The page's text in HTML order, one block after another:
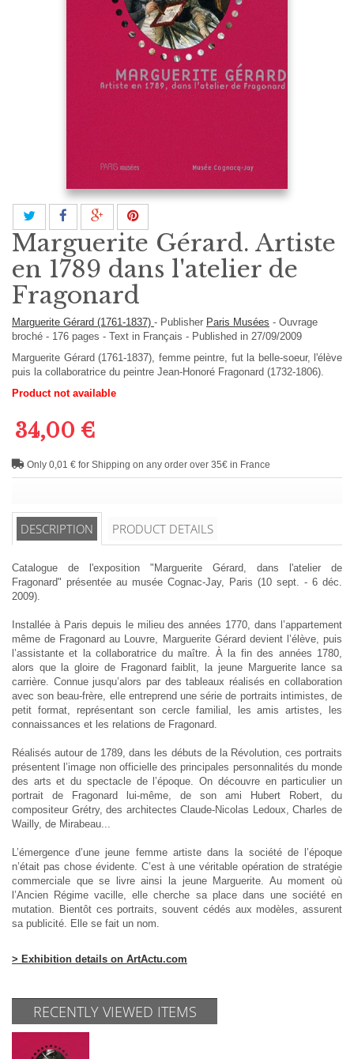
Marguerite Gérard. Artiste
en 1789 dans l'atelier de
Fragonard
Marguerite Gérard (1761-1837) - Publisher Paris Musées - Ouvrage
broché - 176 pages - Text in Français - Published in 27/09/2009
Marguerite Gérard (1761-1837), femme peintre, fut la belle-soeur, l'élève
puis la collaboratrice du peintre Jean-Honoré Fragonard (1732-1806).
Product not available
34,00 €
Only 0,01 € for Shipping on any order over 35€ in France
DESCRIPTION PRODUCT DETAILS
Catalogue de l'exposition "Marguerite Gérard, dans l'atelier de
Fragonard" présentée au musée Cognac-Jay, Paris (10 sept. - 6 déc.
2009).
Installée à Paris depuis le milieu des années 1770, dans l’appartement
même de Fragonard au Louvre, Marguerite Gérard devient l’élève, puis
l’assistante et la collaboratrice du maître. À la fin des années 1780,
alors que la gloire de Fragonard faiblit, la jeune Marguerite lance sa
carrière. Connue jusqu’alors par des tableaux réalisés en collaboration
avec son beau-frère, elle entreprend une série de portraits intimistes, de
petit format, représentant son cercle familial, les amis artistes, les
connaissances et les relations de Fragonard.
Réalisés autour de 1789, dans les débuts de la Révolution, ces portraits
présentent l’image non officielle des principales personnalités du monde
des arts et du spectacle de l’époque. On découvre en particulier un
portrait de Fragonard lui-même, de son ami Hubert Robert, du
compositeur Grétry, des architectes Claude-Nicolas Ledoux, Charles de
Wailly, de Mirabeau...
L’émergence d’une jeune femme artiste dans la société de l’époque
n’était pas chose évidente. C’est à une véritable opération de stratégie
commerciale que se livre ainsi la jeune Marguerite. Au moment où
l’Ancien Régime vacille, elle cherche sa place dans une société en
mutation. Bientôt ces portraits, souvent cédés aux modèles, assurent
sa publicité. Elle se fait un nom.
> Exhibition details on ArtActu.com
RECENTLY VIEWED ITEMS